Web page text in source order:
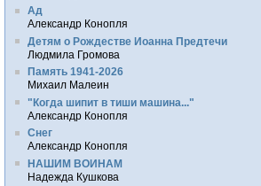
Ад
Александр Конопля
Детям о Рождестве Иоанна Предтечи
Людмила Громова
Память 1941-2026
Михаил Малеин
"Когда шипит в тиши машина..."
Александр Конопля
Снег
Александр Конопля
НАШИМ ВОИНАМ
Надежда Кушкова